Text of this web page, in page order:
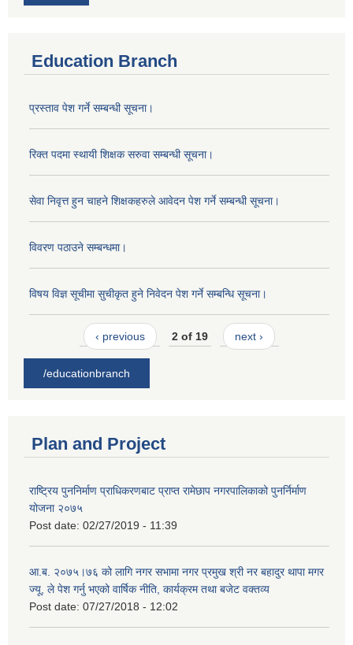
Education Branch
प्रस्ताव पेश गर्ने सम्बन्धी सूचना।
रिक्त पदमा स्थायी शिक्षक सरुवा सम्बन्धी सूचना।
सेवा निवृत्त हुन चाहने शिक्षकहरुले आवेदन पेश गर्ने सम्बन्धी सूचना।
विवरण पठाउने सम्बन्धमा।
विषय विज्ञ सूचीमा सुचीकृत हुने निवेदन पेश गर्ने सम्बन्धि सूचना।
‹ previous 2 of 19 next ›
/educationbranch
Plan and Project
राष्ट्रिय पुननिर्माण प्राधिकरणबाट प्राप्त रामेछाप नगरपालिकाको पुनर्निर्माण
योजना २०७५
Post date: 02/27/2019 - 11:39
आ.ब. २०७५।७६ को लागि नगर सभामा नगर प्रमुख श्री नर बहादुर थापा मगर
ज्यू, ले पेश गर्नु भएको वार्षिक नीति, कार्यक्रम तथा बजेट वक्तव्य
Post date: 07/27/2018 - 12:02